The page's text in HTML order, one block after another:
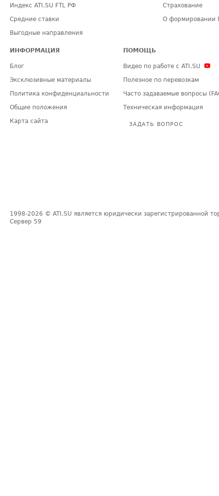
Индекс ATI.SU FTL РФ
Средние ставки
Выгодные направления
Страхование
О формировании
ИНФОРМАЦИЯ
Блог
Эксклюзивные материалы
Политика конфиденциальности
Общие положения
Карта сайта
ПОМОЩЬ
Видео по работе с ATI.SU
Полезное по перевозкам
Часто задаваемые вопросы
Техническая информация
ЗАДАТЬ ВОПРОС
1998-2026 © ATI.SU является юридически зарегистрированной
Сервер 59